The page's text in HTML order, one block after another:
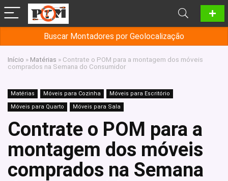
Buscar Montadores por Geolocalização
Início » Matérias » Contrate o POM para a montagem dos móveis
comprados na Semana do Consumidor
Matérias Móveis para Cozinha
Móveis para Escritório
Móveis para Quarto
Móveis para Sala
Contrate o POM para a
montagem dos móveis
comprados na Semana